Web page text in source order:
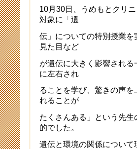
平成２７年度
2015年6月 3日
平成２７年度
2015年5月28日
2015運動会
2015年5月26日
10月30日、うめもとクリ
対象に「遺
伝」についての特別授業
見た目など
が遺伝に大きく影響され
に左右され
ることを学び、驚きの声
れることが
たくさんある」という先
的でした。
遺伝と環境の関係につい